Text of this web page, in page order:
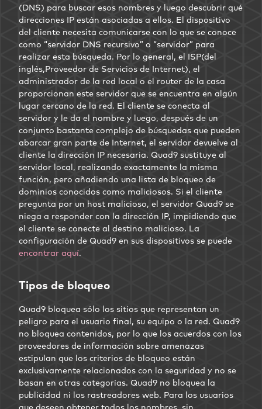
(DNS) para buscar esos nombres y luego descubrir qué
direcciones IP están asociadas a ellos. El dispositivo
del cliente necesita comunicarse con lo que se conoce
como “servidor DNS recursivo” o “servidor” para
realizar esta búsqueda. Por lo general, el ISP(del
inglés,Proveedor de Servicios de Internet), el
administrador de la red local o el router de la casa
proporcionan este servidor que se encuentra en algún
lugar cercano de la red. El cliente se conecta al
servidor y le da el nombre y luego, después de un
conjunto bastante complejo de búsquedas que pueden
abarcar gran parte de Internet, el servidor devuelve al
cliente la dirección IP necesaria. Quad9 sustituye al
servidor local, realizando exactamente la misma
función, pero añadiendo una lista de bloqueo de
dominios conocidos como maliciosos. Si el cliente
pregunta por un host malicioso, el servidor Quad9 se
niega a responder con la dirección IP, impidiendo que
el cliente se conecte al destino malicioso. La
configuración de Quad9 en sus dispositivos se puede
encontrar aquí.
Tipos de bloqueo
Quad9 bloquea sólo los sitios que representan un
peligro para el usuario final, su equipo o la red. Quad9
no bloquea contenidos, por lo que los acuerdos con los
proveedores de información sobre amenazas
estipulan que los criterios de bloqueo están
exclusivamente relacionados con la seguridad y no se
basan en otras categorías. Quad9 no bloquea la
publicidad ni los rastreadores web. Para los usuarios